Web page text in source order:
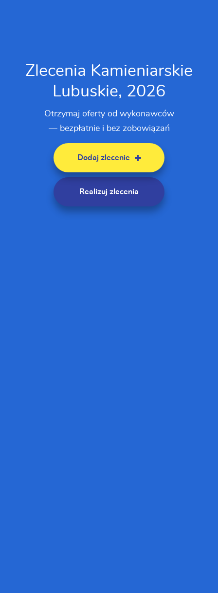
Zlecenia Kamieniarskie
Lubuskie, 2026
Otrzymaj oferty od wykonawców
— bezpłatnie i bez zobowiązań
Dodaj zlecenie
Realizuj zlecenia